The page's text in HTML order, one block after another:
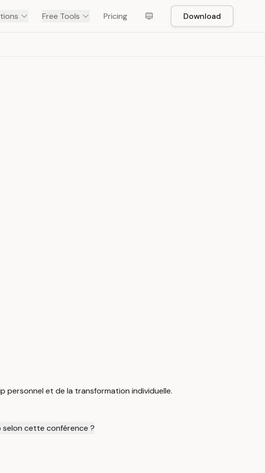
Free Tools Pricing Download
personnel et de la transformation individuelle.
selon cette conférence ?